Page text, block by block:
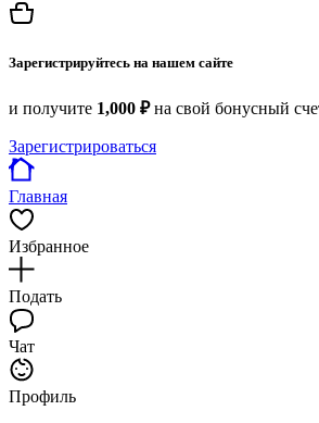
Зарегистрируйтесь на нашем сайте
и получите 1,000 ₽на свой бонусный
Зарегистрироваться
Главная
Избранное
Подать
Чат
Профиль